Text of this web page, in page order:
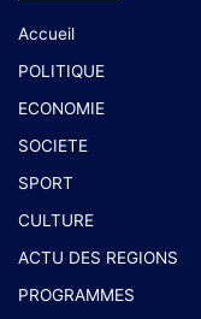
Accueil
POLITIQUE
ECONOMIE
SOCIETE
SPORT
CULTURE
ACTU DES REGIONS
PROGRAMMES